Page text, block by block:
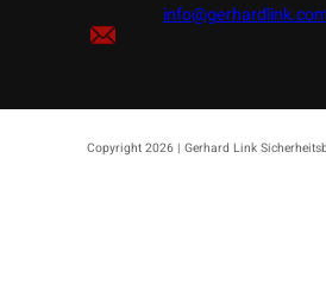
Copyright 2026 | Gerhard Link